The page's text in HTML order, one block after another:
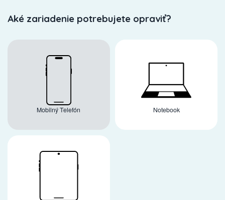
Aké zariadenie potrebujete opraviť?
Mobilný Telefón Notebook